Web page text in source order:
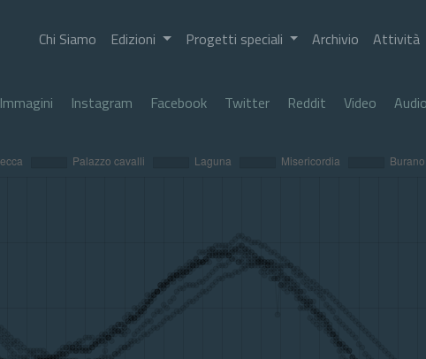
Chi Siamo Edizioni Progetti speciali Archivio Attività
Immagini Instagram Facebook Twitter Reddit Video Audio